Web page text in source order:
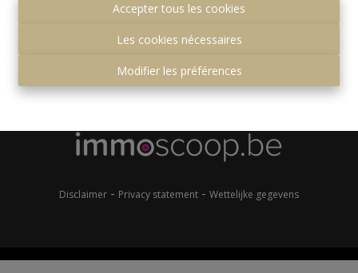
Accepter tous les cookies
Les cookies nécessaires
Modifier les préférences
Gemeenteplein 7
1560 Hoeilaart
+32 (0)2 657 36 99
Disclaimer - Privacy statement - Wettelijke gegevens